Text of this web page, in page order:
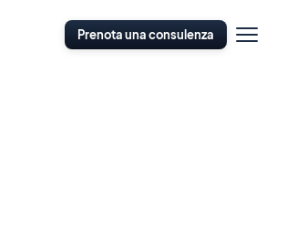
Prenota una consulenza
Apri